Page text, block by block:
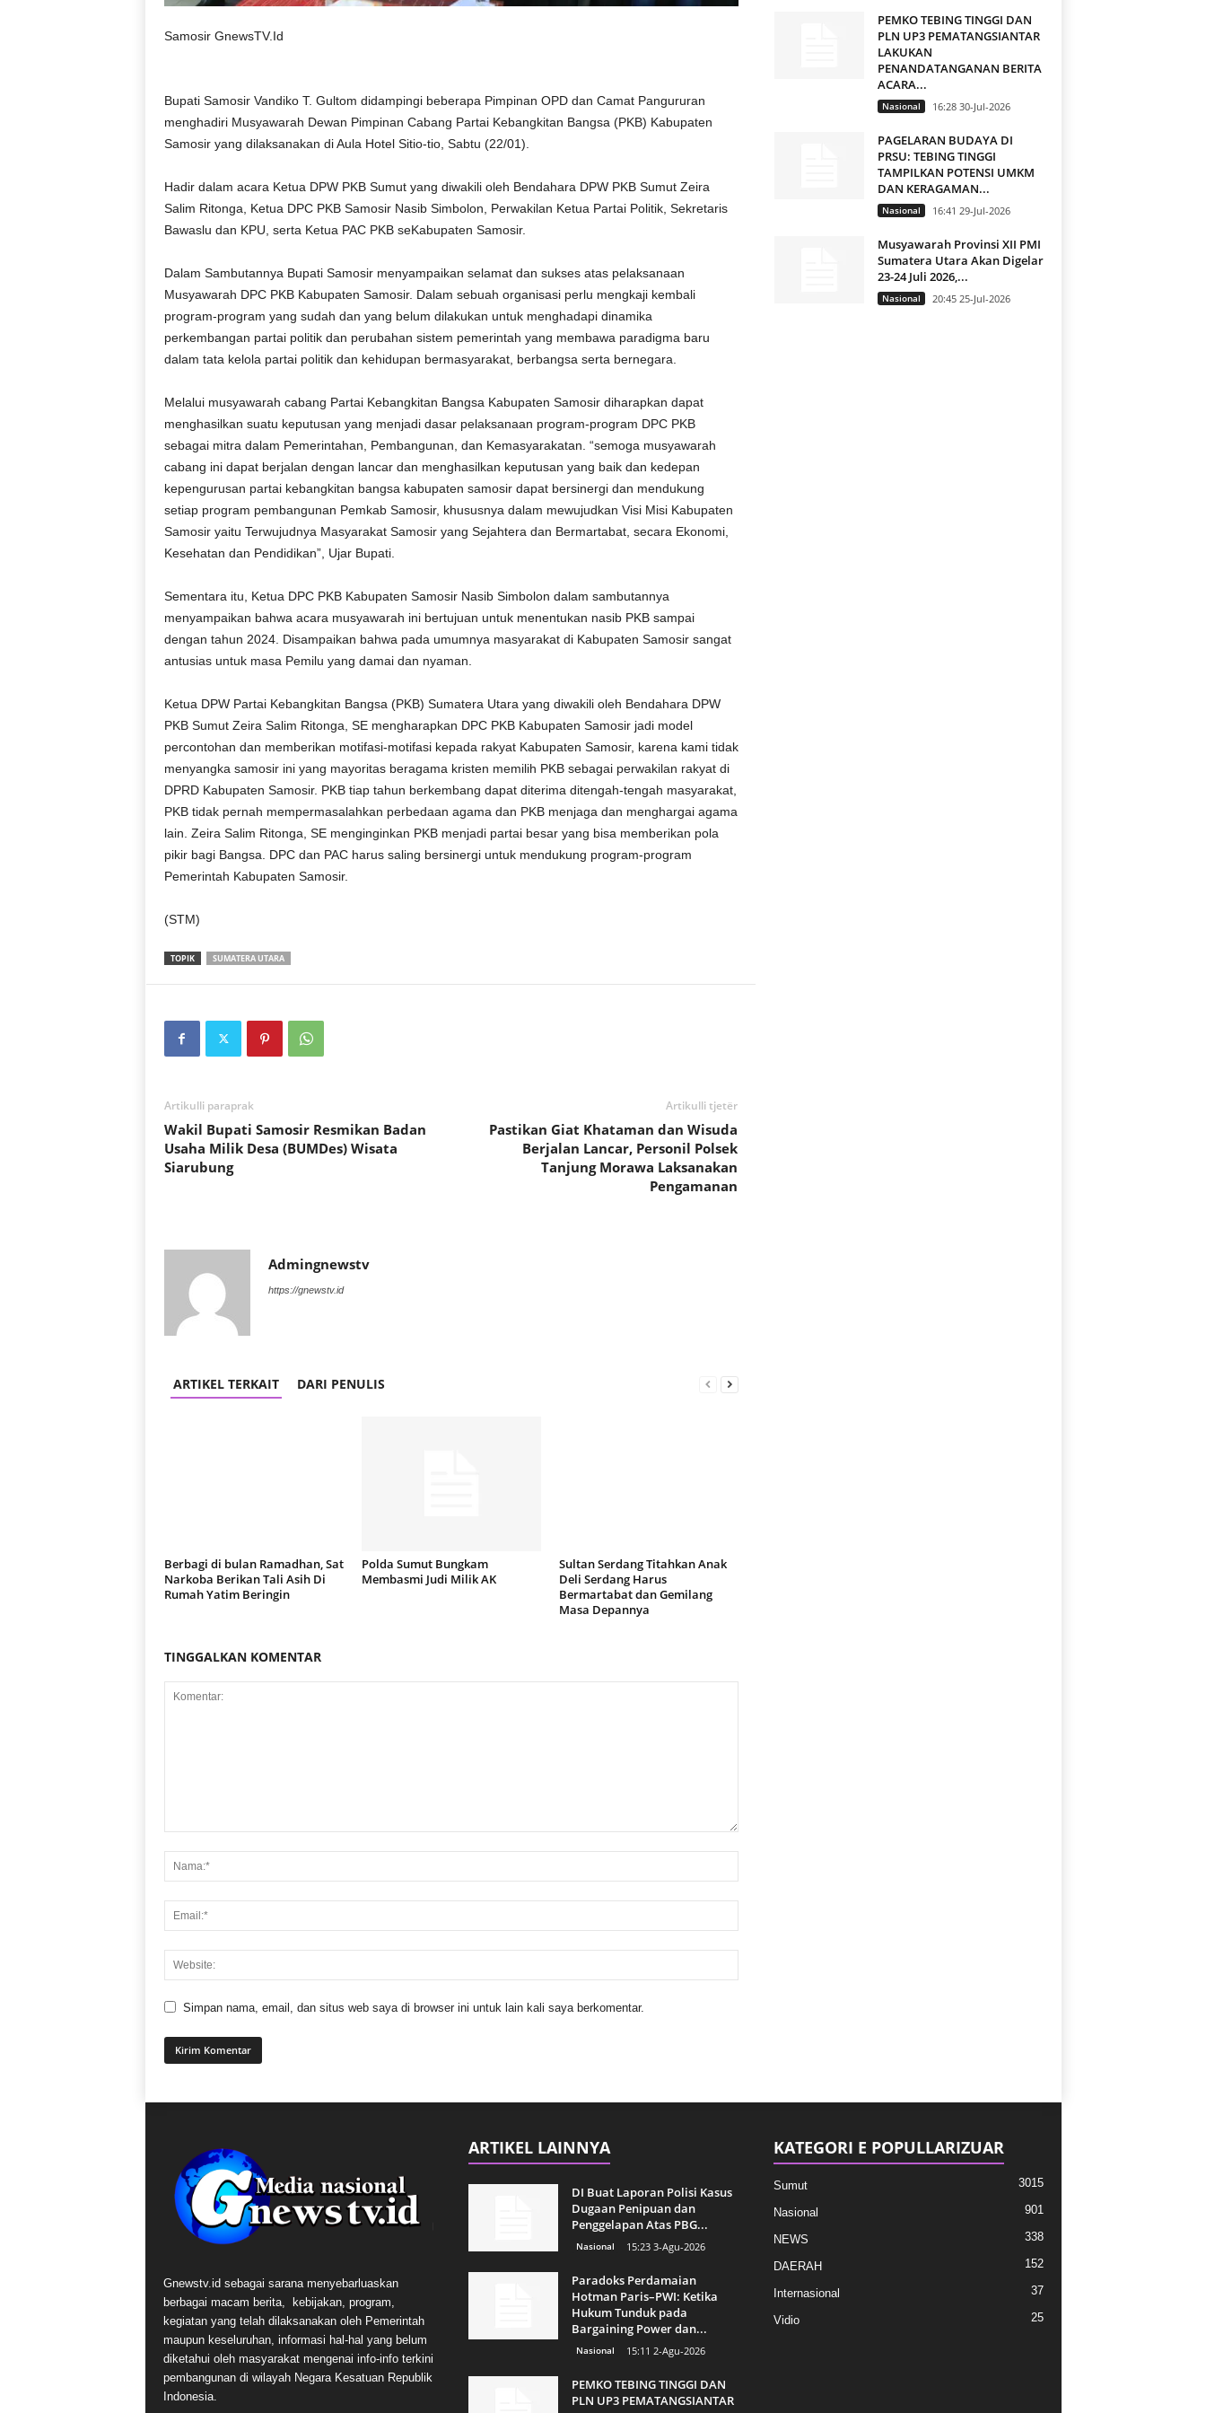
Samosir GnewsTV.Id
Bupati Samosir Vandiko T. Gultom didampingi beberapa Pimpinan OPD dan Camat Pangururan
menghadiri Musyawarah Dewan Pimpinan Cabang Partai Kebangkitan Bangsa (PKB) Kabupaten
Samosir yang dilaksanakan di Aula Hotel Sitio-tio, Sabtu (22/01).
Hadir dalam acara Ketua DPW PKB Sumut yang diwakili oleh Bendahara DPW PKB Sumut Zeira
Salim Ritonga, Ketua DPC PKB Samosir Nasib Simbolon, Perwakilan Ketua Partai Politik, Sekretaris
Bawaslu dan KPU, serta Ketua PAC PKB seKabupaten Samosir.
Dalam Sambutannya Bupati Samosir menyampaikan selamat dan sukses atas pelaksanaan
Musyawarah DPC PKB Kabupaten Samosir. Dalam sebuah organisasi perlu mengkaji kembali
program-program yang sudah dan yang belum dilakukan untuk menghadapi dinamika
perkembangan partai politik dan perubahan sistem pemerintah yang membawa paradigma baru
dalam tata kelola partai politik dan kehidupan bermasyarakat, berbangsa serta bernegara.
Melalui musyawarah cabang Partai Kebangkitan Bangsa Kabupaten Samosir diharapkan dapat
menghasilkan suatu keputusan yang menjadi dasar pelaksanaan program-program DPC PKB
sebagai mitra dalam Pemerintahan, Pembangunan, dan Kemasyarakatan. “semoga musyawarah
cabang ini dapat berjalan dengan lancar dan menghasilkan keputusan yang baik dan kedepan
kepengurusan partai kebangkitan bangsa kabupaten samosir dapat bersinergi dan mendukung
setiap program pembangunan Pemkab Samosir, khususnya dalam mewujudkan Visi Misi Kabupaten
Samosir yaitu Terwujudnya Masyarakat Samosir yang Sejahtera dan Bermartabat, secara Ekonomi,
Kesehatan dan Pendidikan”, Ujar Bupati.
Sementara itu, Ketua DPC PKB Kabupaten Samosir Nasib Simbolon dalam sambutannya
menyampaikan bahwa acara musyawarah ini bertujuan untuk menentukan nasib PKB sampai
dengan tahun 2024. Disampaikan bahwa pada umumnya masyarakat di Kabupaten Samosir sangat
antusias untuk masa Pemilu yang damai dan nyaman.
Ketua DPW Partai Kebangkitan Bangsa (PKB) Sumatera Utara yang diwakili oleh Bendahara DPW
PKB Sumut Zeira Salim Ritonga, SE mengharapkan DPC PKB Kabupaten Samosir jadi model
percontohan dan memberikan motifasi-motifasi kepada rakyat Kabupaten Samosir, karena kami tidak
menyangka samosir ini yang mayoritas beragama kristen memilih PKB sebagai perwakilan rakyat di
DPRD Kabupaten Samosir. PKB tiap tahun berkembang dapat diterima ditengah-tengah masyarakat,
PKB tidak pernah mempermasalahkan perbedaan agama dan PKB menjaga dan menghargai agama
lain. Zeira Salim Ritonga, SE menginginkan PKB menjadi partai besar yang bisa memberikan pola
pikir bagi Bangsa. DPC dan PAC harus saling bersinergi untuk mendukung program-program
Pemerintah Kabupaten Samosir.
(STM)
TOPIK SUMATERA UTARA
Artikulli paraprak
Wakil Bupati Samosir Resmikan Badan
Usaha Milik Desa (BUMDes) Wisata
Siarubung
Artikulli tjetër
Pastikan Giat Khataman dan Wisuda
Berjalan Lancar, Personil Polsek
Tanjung Morawa Laksanakan
Pengamanan
Admingnewstv
https://gnewstv.id
ARTIKEL TERKAIT DARI PENULIS
Berbagi di bulan Ramadhan, Sat
Narkoba Berikan Tali Asih Di
Rumah Yatim Beringin
Polda Sumut Bungkam
Membasmi Judi Milik AK
Sultan Serdang Titahkan Anak
Deli Serdang Harus
Bermartabat dan Gemilang
Masa Depannya
TINGGALKAN KOMENTAR
Simpan nama, email, dan situs web saya di browser ini untuk lain kali saya berkomentar.
PEMKO TEBING TINGGI DAN
PLN UP3 PEMATANGSIANTAR
LAKUKAN
PENANDATANGANAN BERITA
ACARA...
Nasional 16:28 30-Jul-2026
PAGELARAN BUDAYA DI
PRSU: TEBING TINGGI
TAMPILKAN POTENSI UMKM
DAN KERAGAMAN...
Nasional 16:41 29-Jul-2026
Musyawarah Provinsi XII PMI
Sumatera Utara Akan Digelar
23-24 Juli 2026,...
Nasional 20:45 25-Jul-2026
Gnewstv.id sebagai sarana menyebarluaskan
berbagai macam berita, kebijakan, program,
kegiatan yang telah dilaksanakan oleh Pemerintah
maupun keseluruhan, informasi hal-hal yang belum
diketahui oleh masyarakat mengenai info-info terkini
pembangunan di wilayah Negara Kesatuan Republik
Indonesia.
ARTIKEL LAINNYA
DI Buat Laporan Polisi Kasus
Dugaan Penipuan dan
Penggelapan Atas PBG...
Nasional 15:23 3-Agu-2026
Paradoks Perdamaian
Hotman Paris–PWI: Ketika
Hukum Tunduk pada
Bargaining Power dan...
Nasional 15:11 2-Agu-2026
PEMKO TEBING TINGGI DAN
PLN UP3 PEMATANGSIANTAR
KATEGORI E POPULLARIZUAR
Sumut 3015
Nasional 901
NEWS 338
DAERAH 152
Internasional 37
Vidio 25